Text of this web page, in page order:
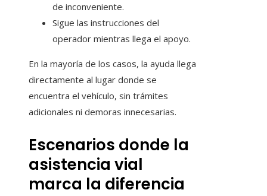
de inconveniente.
Sigue las instrucciones del
operador mientras llega el apoyo.
En la mayoría de los casos, la ayuda llega
directamente al lugar donde se
encuentra el vehículo, sin trámites
adicionales ni demoras innecesarias.
Escenarios donde la
asistencia vial
marca la diferencia